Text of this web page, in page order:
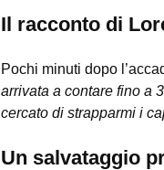
Il racconto di
Pochi minuti dopo
arrivata a contare fino a
cercato di strapparmi i
Un salvataggio